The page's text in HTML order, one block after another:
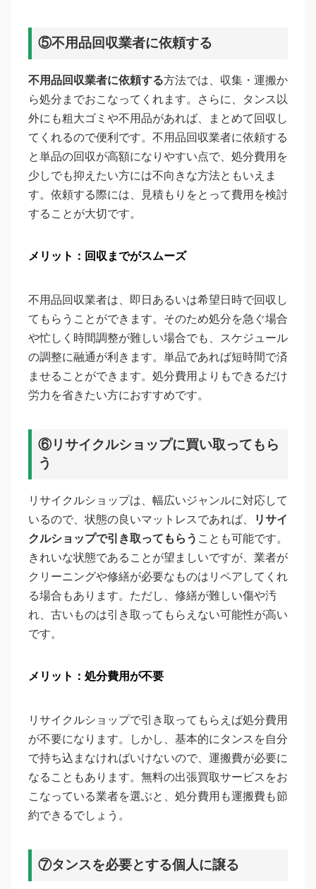
⑤不用品回収業者に依頼する
不用品回収業者に依頼する方法では、収集・運搬か
ら処分までおこなってくれます。さらに、タンス以
外にも粗大ゴミや不用品があれば、まとめて回収し
てくれるので便利です。不用品回収業者に依頼する
と単品の回収が高額になりやすい点で、処分費用を
少しでも抑えたい方には不向きな方法ともいえま
す。依頼する際には、見積もりをとって費用を検討
することが大切です。
メリット：回収までがスムーズ
不用品回収業者は、即日あるいは希望日時で回収し
てもらうことができます。そのため処分を急ぐ場合
や忙しく時間調整が難しい場合でも、スケジュール
の調整に融通が利きます。単品であれば短時間で済
ませることができます。処分費用よりもできるだけ
労力を省きたい方におすすめです。
⑥リサイクルショップに買い取ってもら
う
リサイクルショップは、幅広いジャンルに対応して
いるので、状態の良いマットレスであれば、
リサイ
クルショップで引き取ってもらう ことも可能です。
きれいな状態であることが望ましいですが、業者が
クリーニングや修繕が必要なものはリペアしてくれ
る場合もあります。ただし、修繕が難しい傷や汚
れ、古いものは引き取ってもらえない可能性が高い
です。
メリット：処分費用が不要
リサイクルショップで引き取ってもらえば処分費用
が不要になります。しかし、基本的にタンスを自分
で持ち込まなければいけないので、運搬費が必要に
なることもあります。無料の出張買取サービスをお
こなっている業者を選ぶと、処分費用も運搬費も節
約できるでしょう。
⑦タンスを必要とする個人に譲る